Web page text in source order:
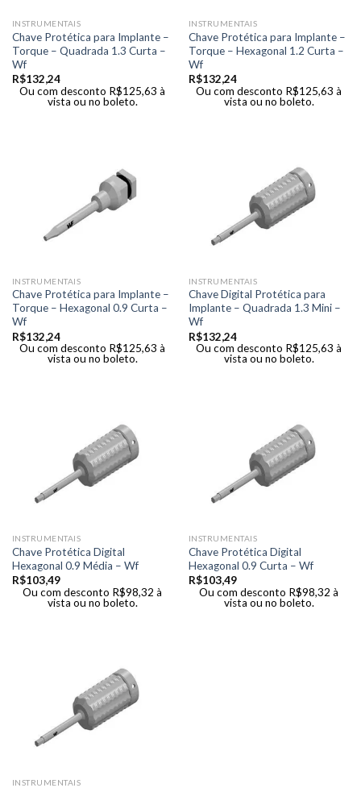
INSTRUMENTAIS
Chave Protética para Implante –
Torque – Quadrada 1.3 Curta –
Wf
R$132,24
Ou com desconto R$125,63 à
vista ou no boleto.
INSTRUMENTAIS
Chave Protética para Implante –
Torque – Hexagonal 1.2 Curta –
Wf
R$132,24
Ou com desconto R$125,63 à
vista ou no boleto.
INSTRUMENTAIS
Chave Protética para Implante –
Torque – Hexagonal 0.9 Curta –
Wf
R$132,24
Ou com desconto R$125,63 à
vista ou no boleto.
INSTRUMENTAIS
Chave Digital Protética para
Implante – Quadrada 1.3 Mini –
Wf
R$132,24
Ou com desconto R$125,63 à
vista ou no boleto.
INSTRUMENTAIS
Chave Protética Digital
Hexagonal 0.9 Média – Wf
R$103,49
Ou com desconto R$98,32 à
vista ou no boleto.
INSTRUMENTAIS
Chave Protética Digital
Hexagonal 0.9 Curta – Wf
R$103,49
Ou com desconto R$98,32 à
vista ou no boleto.
INSTRUMENTAIS